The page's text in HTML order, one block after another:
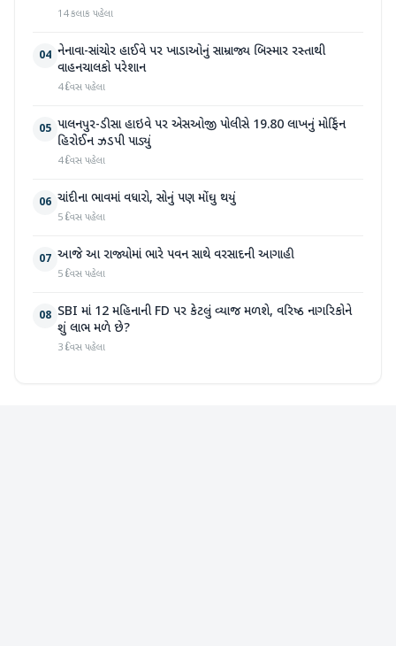
14 કલાક પહેલા
04 નેનાવા-સાંચોર હાઈવે પર ખાડાઓનું સામ્રાજ્ય બિસ્માર રસ્તાથી
વાહનચાલકો પરેશાન
4 દિવસ પહેલા
05 પાલનપુર-ડીસા હાઇવે પર એસઓજી પોલીસે 19.80 લાખનું મોર્ફિન
હિરોઈન ઝડપી પાડ્યું
4 દિવસ પહેલા
06 ચાંદીના ભાવમાં વધારો, સોનું પણ મોંઘુ થયું
5 દિવસ પહેલા
07 આજે આ રાજ્યોમાં ભારે પવન સાથે વરસાદની આગાહી
5 દિવસ પહેલા
08 SBI માં 12 મહિનાની FD પર કેટલું વ્યાજ મળશે, વરિષ્ઠ નાગરિકોને
શું લાભ મળે છે?
3 દિવસ પહેલા